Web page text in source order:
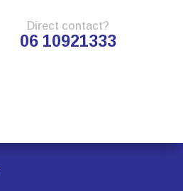
Direct contact?
06 10921333